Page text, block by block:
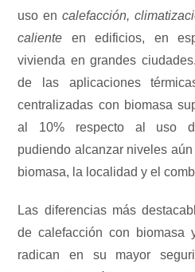
uso en calefacción,
caliente en edificios, en
vivienda en grandes
de las aplicaciones
centralizadas con biomasa
al 10% respecto al uso
pudiendo alcanzar niveles
biomasa, la localidad y el
Las diferencias más
de calefacción con
radican en su mayor